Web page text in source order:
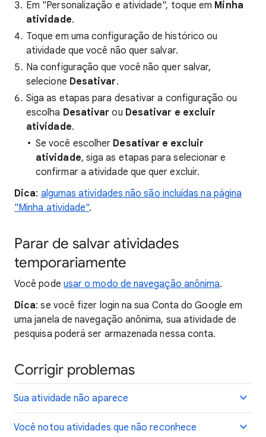
Em "Personalização e atividade", toque em Minha
atividade.
Toque em uma configuração de histórico ou
atividade que você não quer salvar.
Na configuração que você não quer salvar,
selecione Desativar.
Siga as etapas para desativar a configuração ou
escolha Desativar ou Desativar e excluir
atividade.
Se você escolher Desativar e excluir
atividade, siga as etapas para selecionar e
confirmar a atividade que quer excluir.
Dica: algumas atividades não são incluídas na página
"Minha atividade".
Parar de salvar atividades
temporariamente
Você pode usar o modo de navegação anônima.
Dica: se você fizer login na sua Conta do Google em
uma janela de navegação anônima, sua atividade de
pesquisa poderá ser armazenada nessa conta.
Corrigir problemas
Sua atividade não aparece
Você notou atividades que não reconhece